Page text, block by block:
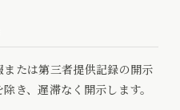
たは第三者提供記録の開示
き、遅滞なく開示します。